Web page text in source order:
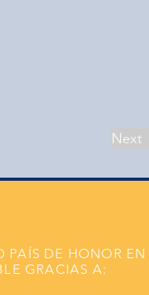
Next
PAÍS DE HONOR
GRACIAS A: